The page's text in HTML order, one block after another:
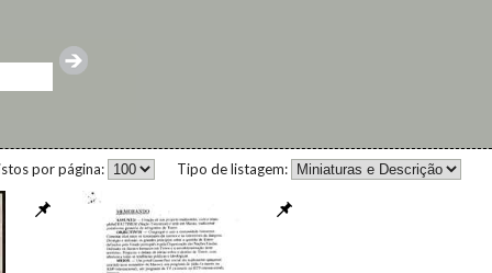
Tipo de listagem:
por página: